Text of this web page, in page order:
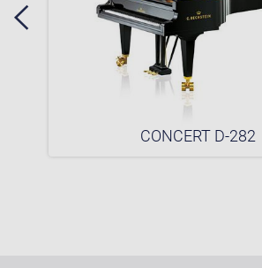
CONCERT D-282